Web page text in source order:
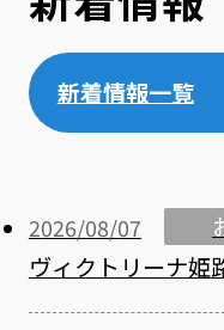
新着情報一覧
2026/08/07
ヴィクトリーナ姫